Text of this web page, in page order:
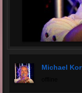
Michael